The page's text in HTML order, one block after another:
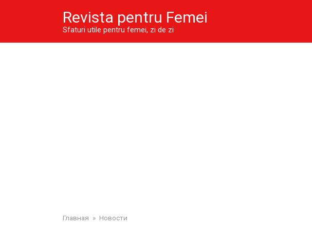
Revista pentru Femei
Sfaturi utile pentru femei, zi de zi
Главная » Новости